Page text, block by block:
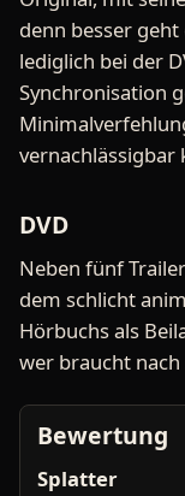
denn besser
lediglich bei der
Synchronisation
vernachlässigbar
DVD
Neben fünf
dem schlicht
Hörbuchs als
wer braucht nach
Bewertung
Splatter